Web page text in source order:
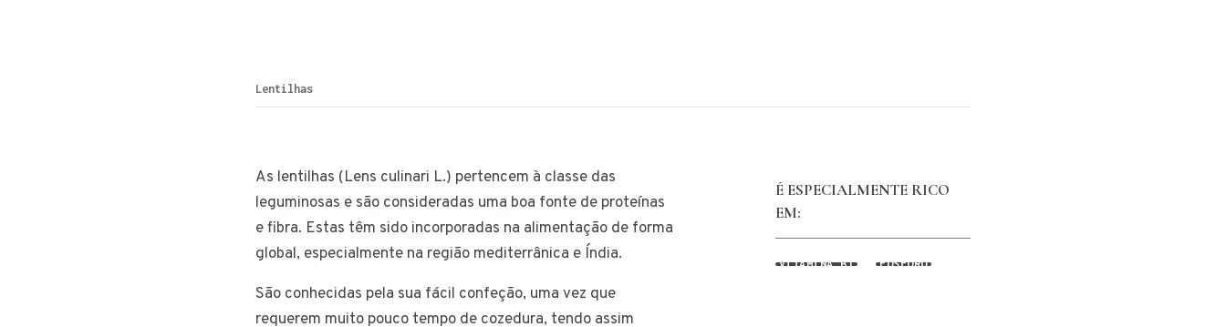
Lentilhas
As lentilhas (Lens culinari L.) pertencem à classe das
leguminosas e são consideradas uma boa fonte de proteínas
e fibra. Estas têm sido incorporadas na alimentação de forma
global, especialmente na região mediterrânica e Índia.
São conhecidas pela sua fácil confeção, uma vez que
requerem muito pouco tempo de cozedura, tendo assim
É ESPECIALMENTE RICO
EM:
VITAMINA B1 FÓSFORO